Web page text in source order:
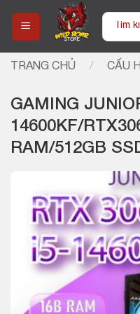
content
Tìm
TRANG CHỦ / CẤU
GAMING
14600KF/
RAM/512GB